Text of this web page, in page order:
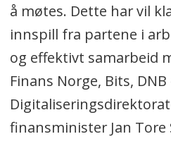
å møtes. Dette har vil
innspill fra partene i
og effektivt samarbeid
Finans Norge, Bits, DNB
finansminister Jan Tore